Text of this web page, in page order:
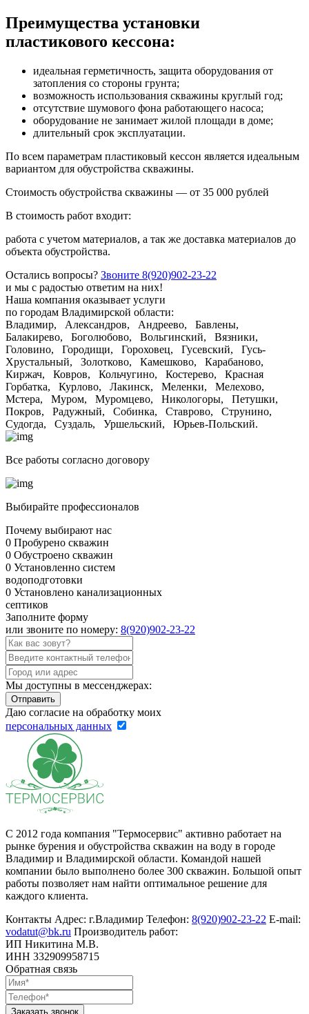
Преимущества установки
пластикового кессона:
идеальная герметичность, защита оборудования от
затопления со стороны грунта;
возможность использования скважины круглый год;
отсутствие шумового фона работающего насоса;
оборудование не занимает жилой площади в доме;
длительный срок эксплуатации.
По всем параметрам пластиковый кессон является идеальным
вариантом для обустройства скважины.
Стоимость обустройства скважины — от 35 000 рублей
В стоимость работ входит:
работа с учетом материалов, а так же доставка материалов до
объекта обустройства.
Остались вопросы? Звоните 8(920)902-23-22
и мы с радостью ответим на них!
Наша компания оказывает услуги
по городам Владимирской области:
Владимир,
Александров, Андреево,
Бавлены,
Балакирево,
Боголюбово, Вольгинский,
Вязники,
Головино,
Городищи, Гороховец, Гусевский,
Гусь-
Хрустальный,
Золотково, Камешково,
Карабаново,
Киржач,
Ковров, Кольчугино, Костерево,
Красная
Горбатка,
Курлово, Лакинск, Меленки,
Мелехово,
Мстера,
Муром, Муромцево, Никологоры,
Петушки,
Покров,
Радужный, Собинка, Ставрово,
Струнино,
Судогда,
Суздаль, Уршельский, Юрьев-Польский.
Все работы согласно договору
Выбирайте профессионалов
Почему выбирают нас
0 Пробурено скважин
0 Обустроено скважин
0 Установленно систем
водоподготовки
0 Установлено канализационных
септиков
Заполните форму
или звоните по номеру: 8(920)902-23-22
Мы доступны в мессенджерах:
Отправить
Даю согласие на обработку моих
персональныx данных
С 2012 года компания "Термосервис" активно работает на
рынке бурения и обустройства скважин на воду в городе
Владимир и Владимирской области. Командой нашей
компании было выполнено более 300 скважин. Большой опыт
работы позволяет нам найти оптимальное решение для
каждого клиента.
Контакты Адрес: г.Владимир Телефон: 8(920)902-23-22 E-mail:
vodatut@bk.ru Производитель работ:
ИП Никитина М.В.
ИНН 332909958715
Обратная связь
Заказать звонок